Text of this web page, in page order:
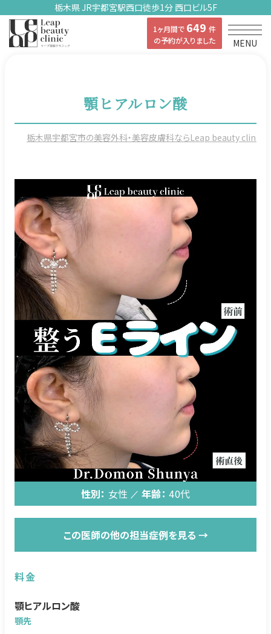
栃木県 JR宇都宮駅西口徒歩1分 西口ビル5F
1ヶ月間で 649 件
の予約が入りました
MENU
顎ヒアルロン酸
栃木県宇都宮市の美容外科・美容皮膚科ならLeap beauty clinic
性別： 女性 年齢： 40代
この医師の他の担当症例を見る →
料金
顎ヒアルロン酸
顎先